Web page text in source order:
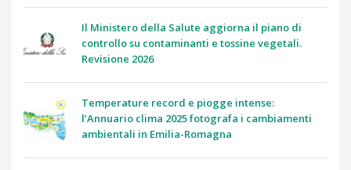
Il Ministero della Salute aggiorna il piano di
controllo su contaminanti e tossine vegetali.
Revisione 2026
Temperature record e piogge intense:
l’Annuario clima 2025 fotografa i cambiamenti
ambientali in Emilia-Romagna